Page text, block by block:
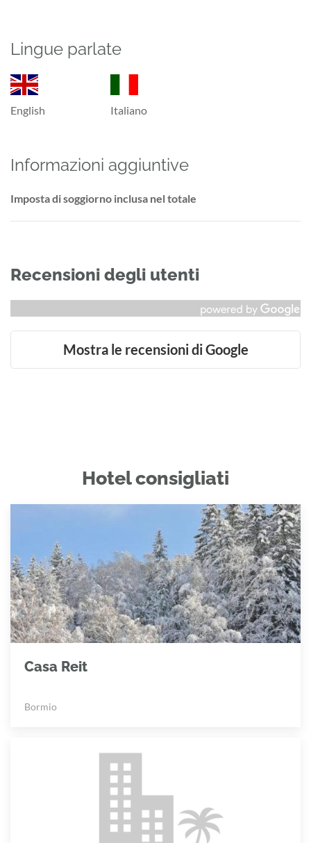
Lingue parlate
English Italiano
Informazioni aggiuntive
Imposta di soggiorno inclusa nel totale
Recensioni degli utenti
Mostra le recensioni di Google
Hotel consigliati
Casa Reit
Bormio